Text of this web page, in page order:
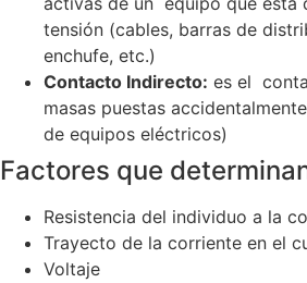
tensión (cables, barras de
enchufe, etc.)
Contacto Indirecto: es el
masas puestas
de equipos eléctricos)
Factores que
Resistencia del individuo a la
Trayecto de la corriente en el
Voltaje